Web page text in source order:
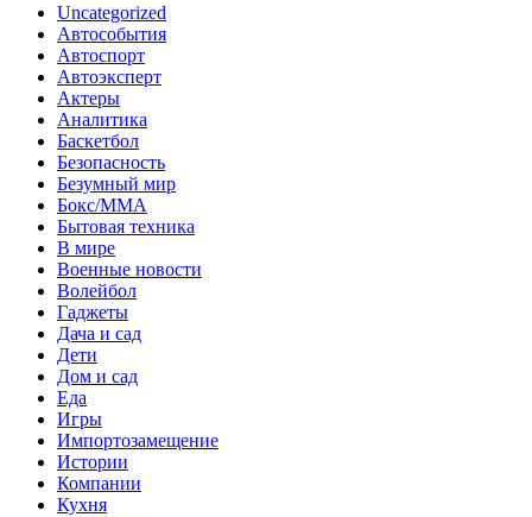
Uncategorized
Автособытия
Автоспорт
Автоэксперт
Актеры
Аналитика
Баскетбол
Безопасность
Безумный мир
Бокс/MMA
Бытовая техника
В мире
Военные новости
Волейбол
Гаджеты
Дача и сад
Дети
Дом и сад
Еда
Игры
Импортозамещение
Истории
Компании
Кухня